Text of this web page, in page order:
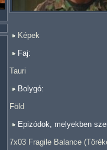
Képek
Faj:
Tauri
Bolygó:
Föld
Epizódok, melyekben
7x03 Fragile Balance